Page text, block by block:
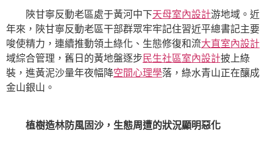
陜甘寧反動老區處于黃河中下天母室內設計游地域。近
年來，陜甘寧反動老區干部群眾牢牢記住習近平總書記主要
唆使精力，連續推動領土綠化、生態修復和流大直室內設計
域綜合管理，舊日的黃地盤逐步民生社區室內設計披上綠
裝，進黃泥沙量年夜幅降空間心理學落，綠水青山正在釀成
金山銀山。
植樹造林防風固沙，生態周遭的狀況顯明惡化